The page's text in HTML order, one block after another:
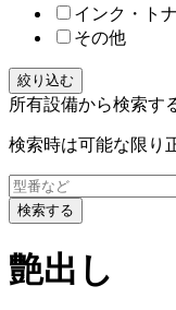
インク・ト
その他
絞り込む
所有設備から検索す
検索時は可能な限り
検索する
艶出し